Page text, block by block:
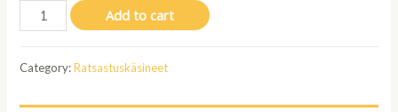
QHP
Leyla
quantity
Add to cart
Category:Ratsastuskäsineet